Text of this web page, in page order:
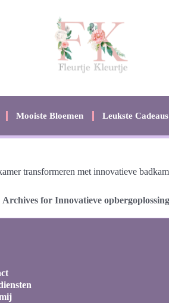
Mooiste Bloemen Leukste Cadeaus
transformeren met innovatieve
Archives for Innovatieve